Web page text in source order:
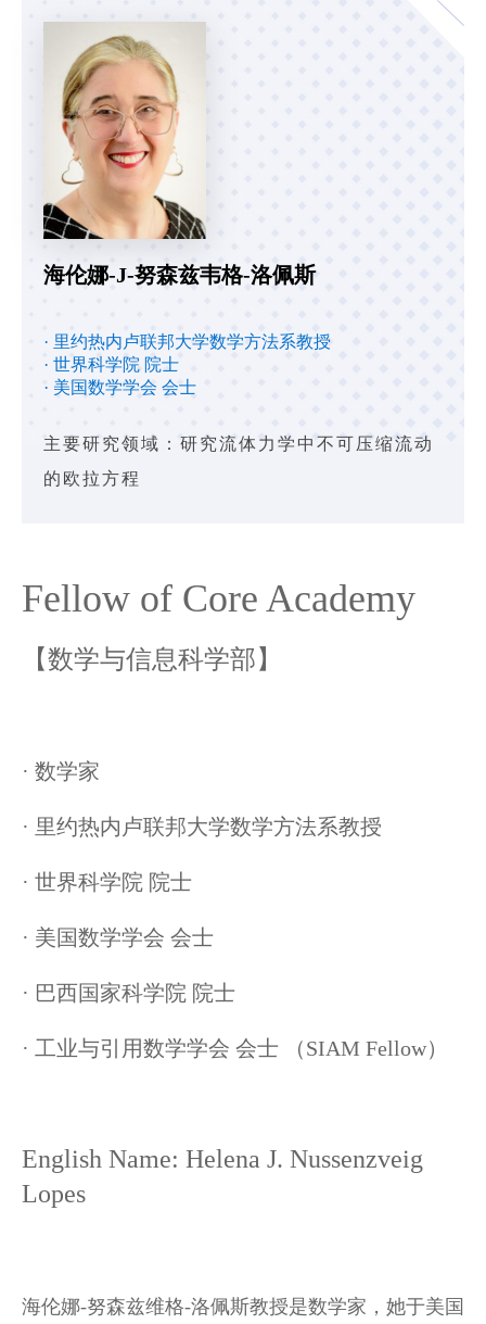
海伦娜-J-努森兹韦格-洛佩斯
· 里约热内卢联邦大学数学方法系教授
· 世界科学院 院士
· 美国数学学会 会士
主要研究领域：研究流体力学中不可压缩流动
的欧拉方程
Fellow of Core Academy
【数学与信息科学部】
· 数学家
· 里约热内卢联邦大学数学方法系教授
· 世界科学院 院士
· 美国数学学会 会士
· 巴西国家科学院 院士
· 工业与引用数学学会 会士 （SIAM Fellow）
English Name: Helena J. Nussenzveig
Lopes
海伦娜-努森兹维格-洛佩斯教授是数学家，她于美国